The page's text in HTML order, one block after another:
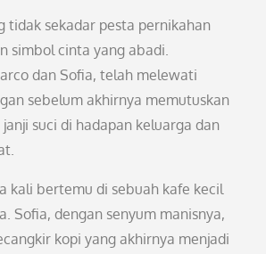
tidak sekadar pesta pernikahan
simbol cinta yang abadi.
dan Sofia, telah melewati
sebelum akhirnya memutuskan
suci di hadapan keluarga dan
kali bertemu di sebuah kafe kecil
Sofia, dengan senyum manisnya,
kopi yang akhirnya menjadi